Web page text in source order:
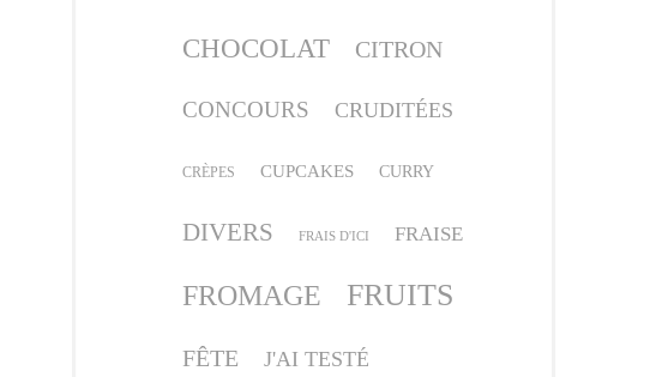
CHOCOLAT CITRON
CONCOURS CRUDITÉES
CRÈPES CUPCAKES CURRY
DIVERS FRAIS D'ICI FRAISE
FROMAGE FRUITS
FÊTE J'AI TESTÉ